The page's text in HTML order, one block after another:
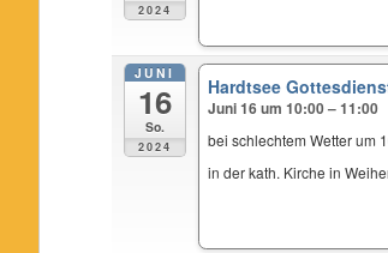
2024
JUNI
16
So.
2024
Hardtsee
Juni 16 um 10:00 – 11:00
bei schlechtem Wetter um
in der kath. Kirche in